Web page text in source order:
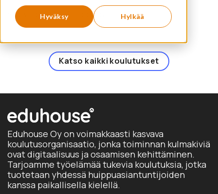
Hyväksy Hylkää
Showing 1 to 1 of 1 products
Katso kaikki koulutukset
Eduhouse Oy on voimakkaasti kasvava
koulutusorganisaatio, jonka toiminnan kulmakiviä
ovat digitaalisuus ja osaamisen kehittäminen.
Tarjoamme työelämää tukevia koulutuksia, jotka
tuotetaan yhdessä huippuasiantuntijoiden
kanssa paikallisella kielellä.